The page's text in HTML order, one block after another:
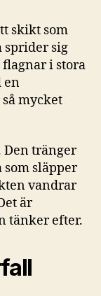
skikt som
sprider sig
i stora
en
mycket
tränger
släpper
vandrar
är
tänker efter.